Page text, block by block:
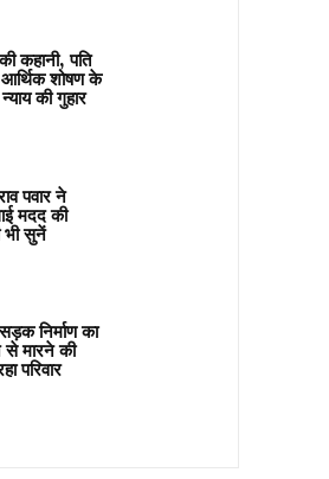
कहानी, पति
आर्थिक शोषण के
की गुहार
पवार ने
मदद की
भी सुनें
निर्माण का
से मारने की
परिवार